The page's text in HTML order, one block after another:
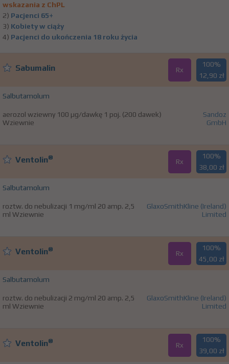
wskazania z ChPL
2) Pacjenci 65+
3) Kobiety w ciąży
4) Pacjenci do ukończenia 18 roku życia
Sabumalin Rx
100%
12,90 zł
Salbutamolum
aerozol wziewny 100 µg/dawkę 1 poj. (200 dawek)
Wziewnie
Sandoz
GmbH
Ventolin® Rx
100%
38,00 zł
Salbutamolum
roztw. do nebulizacji 1 mg/ml 20 amp. 2,5
ml Wziewnie
GlaxoSmithKline (Ireland)
Limited
Ventolin® Rx
100%
45,00 zł
Salbutamolum
roztw. do nebulizacji 2 mg/ml 20 amp. 2,5
ml Wziewnie
GlaxoSmithKline (Ireland)
Limited
Ventolin® Rx
100%
39,00 zł